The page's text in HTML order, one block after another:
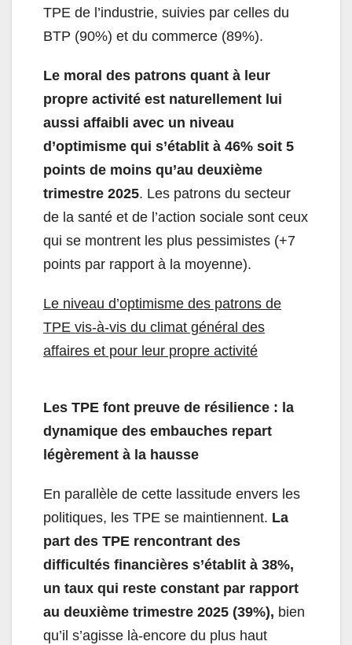
TPE de l’industrie, suivies par celles du
BTP (90%) et du commerce (89%).
Le moral des patrons quant à leur
propre activité est naturellement lui
aussi affaibli avec un niveau
d’optimisme qui s’établit à 46% soit 5
points de moins qu’au deuxième
trimestre 2025. Les patrons du secteur
de la santé et de l’action sociale sont ceux
qui se montrent les plus pessimistes (+7
points par rapport à la moyenne).
Le niveau d’optimisme des patrons de
TPE vis-à-vis du climat général des
affaires et pour leur propre activité
Les TPE font preuve de résilience : la
dynamique des embauches repart
légèrement à la hausse
En parallèle de cette lassitude envers les
politiques, les TPE se maintiennent. La
part des TPE rencontrant des
difficultés financières s’établit à 38%,
un taux qui reste constant par rapport
au deuxième trimestre 2025 (39%), bien
qu’il s’agisse là-encore du plus haut